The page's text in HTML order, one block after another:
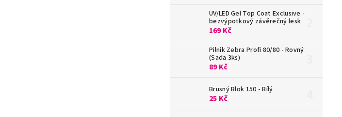
UV/LED Gel Top Coat Exclusive -
bezvýpotkový závěrečný lesk
169 Kč
Pilník Zebra Profi 80/80 - Rovný
(Sada 3ks)
89 Kč
Brusný Blok 150 - Bílý
25 Kč